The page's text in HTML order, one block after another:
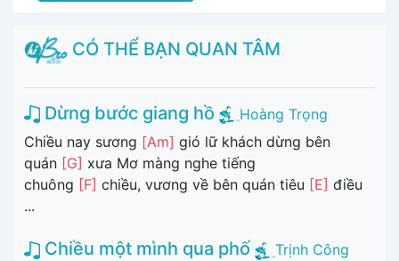
CÓ THỂ BẠN QUAN TÂM
Dừng bước giang hồ
Hoàng Trọng
Chiều nay sương [Am] gió lữ khách dừng bên
quán [G] xưa Mơ màng nghe tiếng
chuông [F] chiều, vương về bên quán tiêu [E] điều
...
Chiều một mình qua phố
Trịnh Công